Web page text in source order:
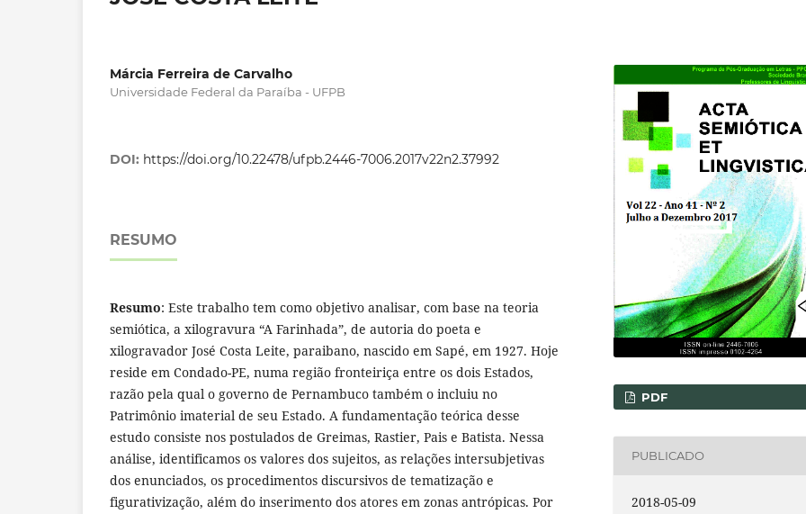
Márcia Ferreira de Carvalho
Universidade Federal da Paraíba - UFPB
DOI: https://doi.org/10.22478/ufpb.2446-7006.2017v22n2.37992
RESUMO
Resumo: Este trabalho tem como objetivo analisar, com base na teoria
semiótica, a xilogravura “A Farinhada”, de autoria do poeta e
xilogravador José Costa Leite, paraibano, nascido em Sapé, em 1927. Hoje
reside em Condado-PE, numa região fronteiriça entre os dois Estados,
razão pela qual o governo de Pernambuco também o incluiu no
Patrimônio imaterial de seu Estado. A fundamentação teórica desse
estudo consiste nos postulados de Greimas, Rastier, Pais e Batista. Nessa
análise, identificamos os valores dos sujeitos, as relações intersubjetivas
dos enunciados, os procedimentos discursivos de tematização e
figurativização, além do inserimento dos atores em zonas antrópicas. Por
PDF
PUBLICADO
2018-05-09